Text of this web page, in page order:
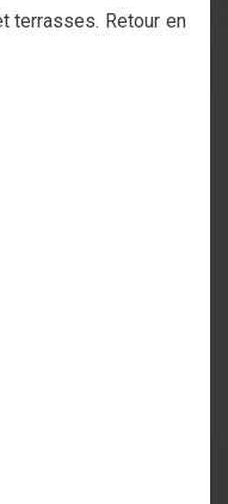
terrasses. Retour en